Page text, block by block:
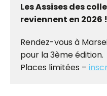
Les Assises des
reviennent en 2026 !
Rendez-vous à
pour la 3ème édition.
Places limitées –